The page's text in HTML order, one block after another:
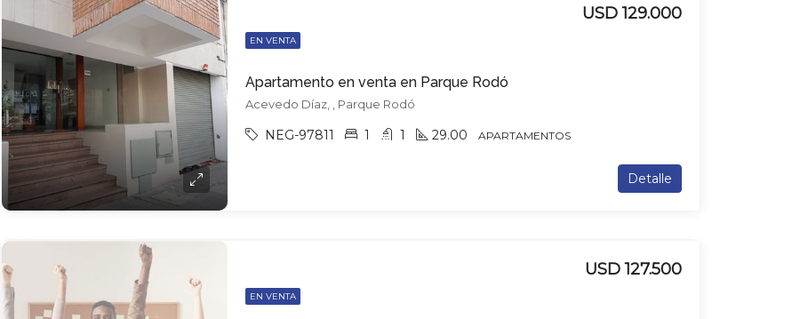
EN VENTA
Apartamento en venta en Parque Rodó
USD 129.000
Acevedo Díaz, , Parque Rodó
NEG-97811 1 1 29.00 APARTAMENTOS
Detalle
EN VENTA
USD 127.500